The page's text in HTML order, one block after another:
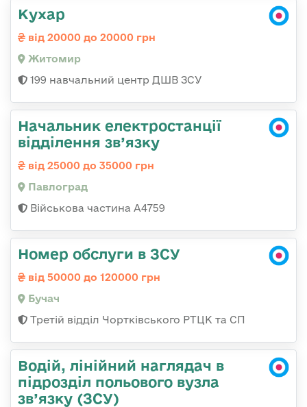
Кухар
від 20000 до 20000 грн
Житомир
199 навчальний центр ДШВ ЗСУ
Начальник електростанції
відділення зв’язку
від 25000 до 35000 грн
Павлоград
Військова частина А4759
Номер обслуги в ЗСУ
від 50000 до 120000 грн
Бучач
Третій відділ Чортківського РТЦК та СП
Водій, лінійний наглядач в
підрозділ польового вузла
зв’язку (ЗСУ)